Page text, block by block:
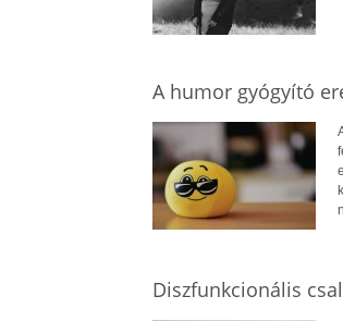
A humor gyógyító
Diszfunkcionális